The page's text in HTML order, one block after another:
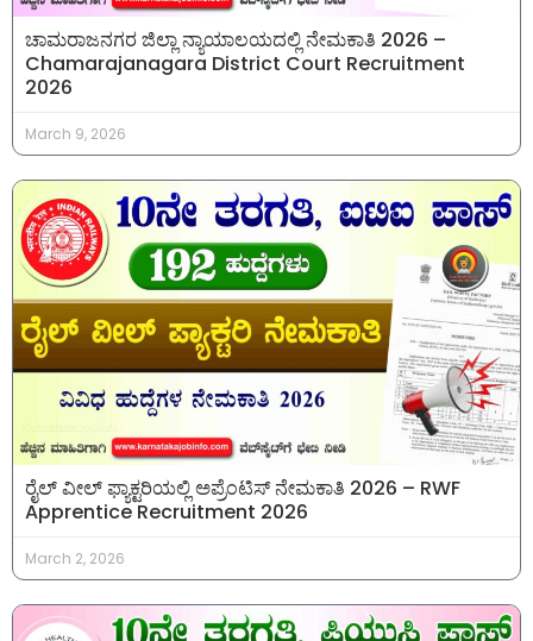
ಚಾಮರಾಜನಗರ ಜಿಲ್ಲಾ ನ್ಯಾಯಾಲಯದಲ್ಲಿ ನೇಮಕಾತಿ 2026 –
Chamarajanagara District Court Recruitment
2026
March 9, 2026
ರೈಲ್ ವೀಲ್ ಫ್ಯಾಕ್ಟರಿಯಲ್ಲಿ ಅಪ್ರೆಂಟಿಸ್ ನೇಮಕಾತಿ 2026 – RWF
Apprentice Recruitment 2026
March 2, 2026